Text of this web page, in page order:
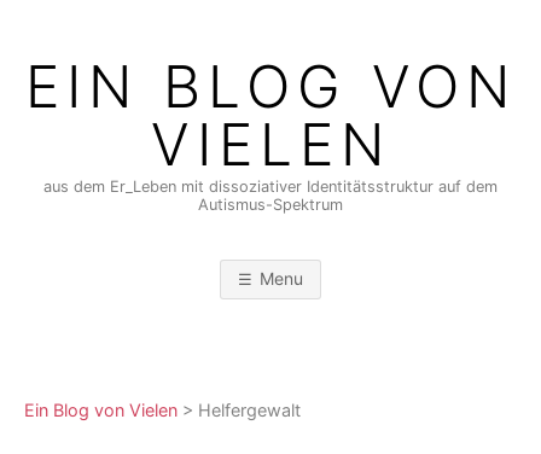
contentEIN BLOG VON
VIELEN
aus dem Er_Leben mit dissoziativer Identitätsstruktur auf dem
Autismus-Spektrum
Menu
Ein Blog von Vielen > Helfergewalt